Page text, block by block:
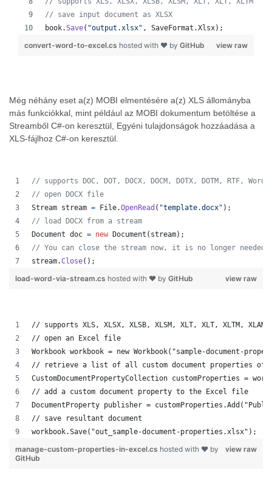
// save input document as XLSX
book.Save( "output.xlsx" , SaveFormat .Xlsx) ;
view raw
convert-word-to-excel.cs hosted with ❤ by GitHub
Még néhány eset a(z) MOBI elmentésére a(z) XLS állományba
más funkciókkal, mint például az MOBI dokumentum betöltése a
Streamből C#-on keresztül, Egyéni tulajdonságok hozzáadása a
XLS-fájlhoz C#-on keresztül.
// supports DOC, DOT, DOCX, DOCM, DOTX, DOTM, RTF,
// open DOCX file
Stream stream = File.OpenRead ( "template.docx" ) ;
// load DOCX from a stream
Document doc = new Document ( stream) ;
// You can close the stream now, it is no longer needed
stream.Close( ) ;
view raw
load-word-via-stream.cs hosted with ❤ by GitHub
// supports XLS, XLSX, XLSB, XLSM, XLT, XLT, XLTM,
// open an Excel file
Workbook workbook = new Workbook("sample-document-
// retrieve a list of all custom document properties of
CustomDocumentPropertyCollection customProperties =
// add a custom document property to the Excel file
DocumentProperty publisher =
// save resultant document
workbook.Save("out_sample-document-properties.xlsx");
view raw
manage-custom-properties-in-excel.cs hosted with ❤ by
GitHub